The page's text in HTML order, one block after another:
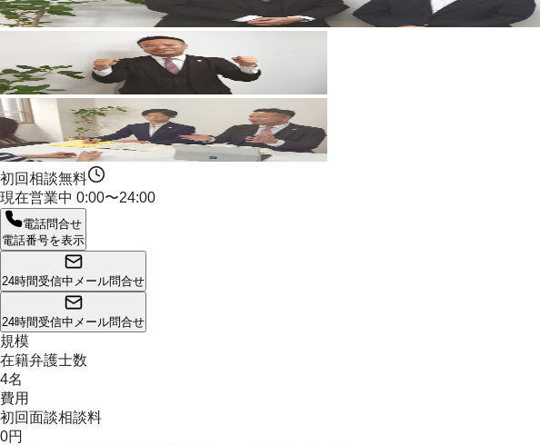
初回相談無料
現在営業中 0:00〜24:00
電話問合せ
電話番号を表示
24時間受信中 メール問合せ
24時間受信中 メール問合せ
規模
在籍弁護士数
4名
費用
初回面談相談料
0円